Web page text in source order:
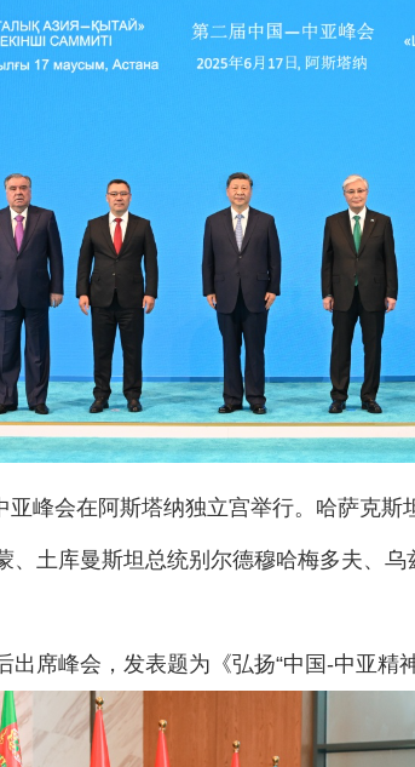
会在阿斯塔纳独立宫举行。哈萨克斯
土库曼斯坦总统别尔德穆哈梅多夫、
峰会，发表题为《弘扬“中国-中亚精神